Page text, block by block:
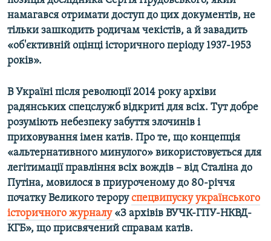
Усі сайти RFE/RL
намагався отримати доступ до цих документів, не
тільки зашкодить родичам чекістів, а й завадить
«об'єктивній оцінці історичного періоду 1937-1953
років».
В Україні після революції 2014 року архіви
радянських спецслужб відкриті для всіх. Тут добре
розуміють небезпеку забуття злочинів і
приховування імен катів. Про те, що концепція
«альтернативного минулого» використовується для
легітимації правління всіх вождів – від Сталіна до
Путіна, мовилося в приуроченому до 80-річчя
початку Великого тероруспецвипуску українського
історичного журналу «З архівів ВУЧК-ГПУ-НКВД-
КГБ», що присвячений справам катів.